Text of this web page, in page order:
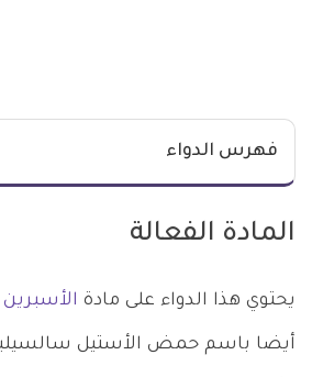
فهرس الدواء
المادة الفعالة
يحتوي هذا الدواء على مادة الأسبرين Aspirin